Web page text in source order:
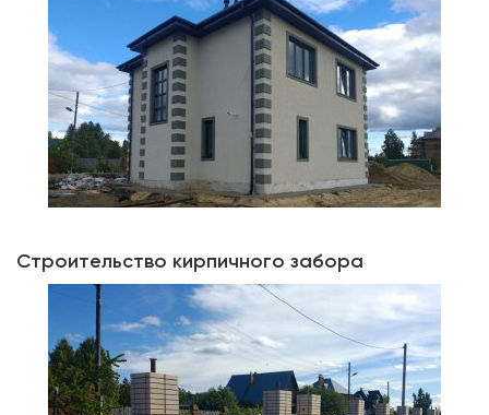
Строительство кирпичного забора